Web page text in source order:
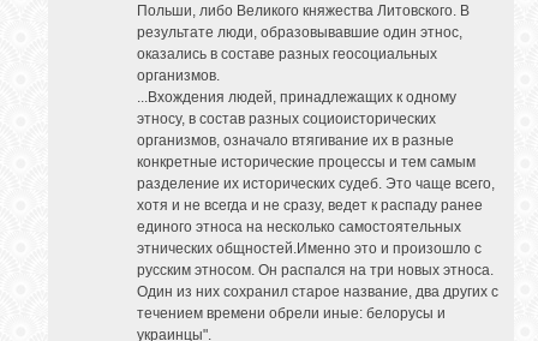
Польши, либо Великого княжества Литовского. В
результате люди, образовывавшие один этнос,
оказались в составе разных геосоциальных
организмов.
...Вхождения людей, принадлежащих к одному
этносу, в состав разных социоисторических
организмов, означало втягивание их в разные
конкретные исторические процессы и тем самым
разделение их исторических судеб. Это чаще всего,
хотя и не всегда и не сразу, ведет к распаду ранее
единого этноса на несколько самостоятельных
этнических общностей.Именно это и произошло с
русским этносом. Он распался на три новых этноса.
Один из них сохранил старое название, два других с
течением времени обрели иные: белорусы и
украинцы".